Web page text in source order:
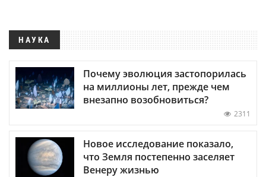
НАУКА
Почему эволюция застопорилась
на миллионы лет, прежде чем
внезапно возобновиться?
2311
Новое исследование показало,
что Земля постепенно заселяет
Венеру жизнью